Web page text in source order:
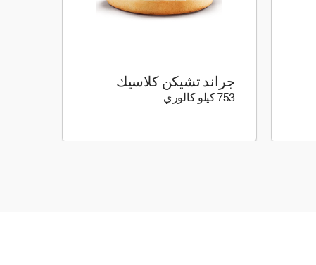
جراند تشيكن كلاسيك
753 كيلو كالوري